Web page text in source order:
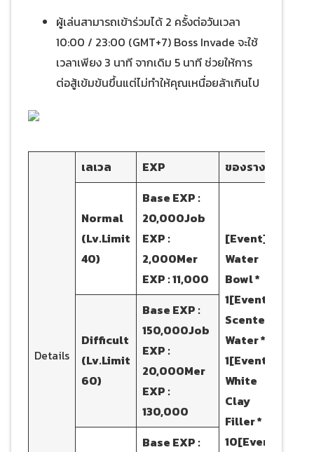
ผู้เล่นสามารถเข้าร่วมได้ 2 ครั้งต่อวันเวลา
10:00 / 23:00 (GMT+7) Boss Invade จะใช้
เวลาเพียง 3 นาที จากเดิม 5 นาที ช่วยให้การ
ต่อสู้เข้มข้นขึ้นแต่ไม่ทำให้คุณเหนื่อยล้าเกินไป
Details
เลเวล EXP ของรางวัล
Normal
(Lv.Limit
40)
Base EXP :
20,000Job
EXP :
2,000Mer
EXP : 11,000
[Event]
Water
Bowl *
1[Event]
Scented
Water *
1[Event]
White
Clay
Filler *
10[Event]
Difficult
(Lv.Limit
60)
Base EXP :
150,000Job
EXP :
20,000Mer
EXP :
130,000
Base EXP :